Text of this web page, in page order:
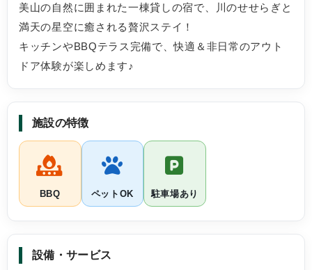
美山の自然に囲まれた一棟貸しの宿で、川のせせらぎと
満天の星空に癒される贅沢ステイ！
キッチンやBBQテラス完備で、快適＆非日常のアウト
ドア体験が楽しめます♪
施設の特徴
BBQ ペットOK 駐車場あり
設備・サービス